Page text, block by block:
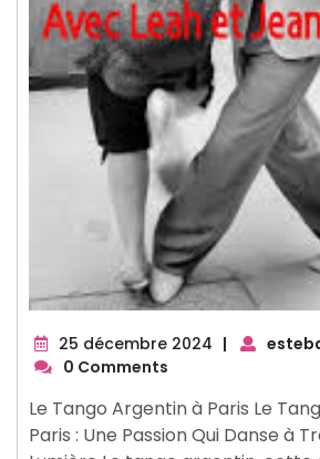
25 décembre 2024 25
|
0 Comments
Le Tango Argentin à Paris Le
Paris : Une Passion Qui Danse à